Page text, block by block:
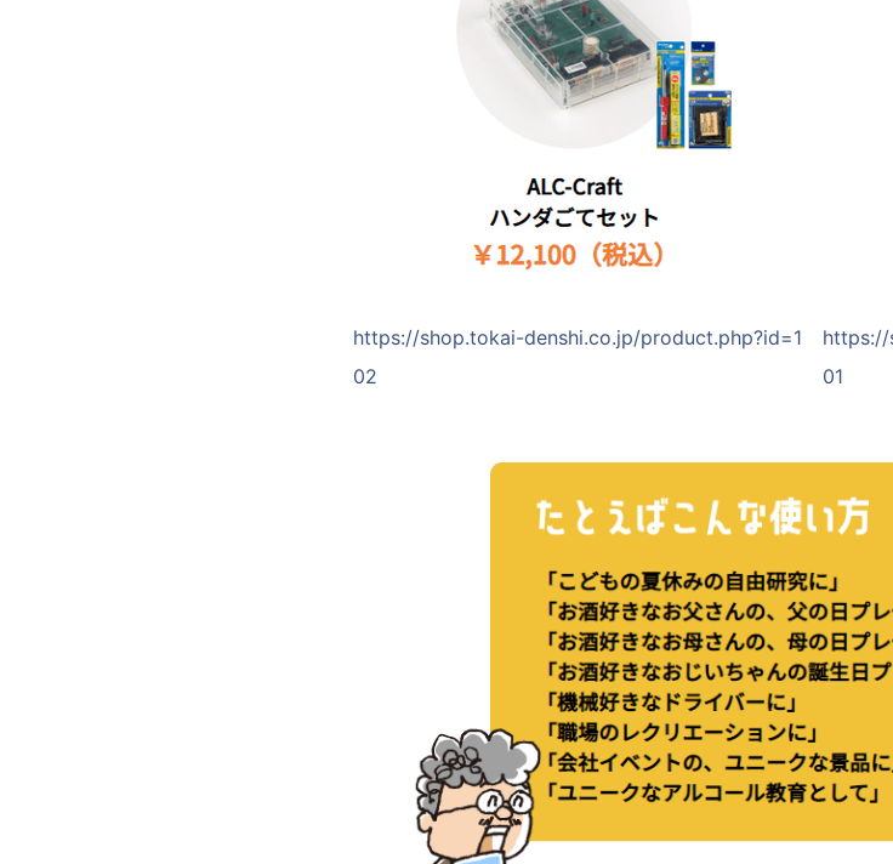
https://shop.tokai-denshi.co.jp/product.php?id=1
02
https://
01